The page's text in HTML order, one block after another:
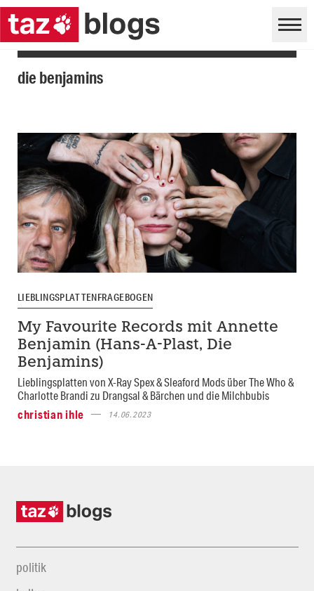
die benjamins
LIEBLINGSPLATTENFRAGEBOGEN
My Favourite Records mit Annette
Benjamin (Hans-A-Plast, Die
Benjamins)
Lieblingsplatten von X-Ray Spex & Sleaford Mods über The Who &
Charlotte Brandi zu Drangsal & Bärchen und die Milchbubis
christian ihle
14.06.2023
politik